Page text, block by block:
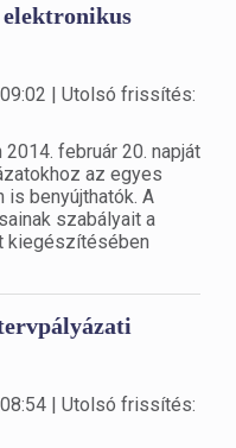
| Utolsó frissítés:
február 20. napját
az egyes
is benyújthatók. A
szabályait a
kiegészítésében
| Utolsó frissítés: